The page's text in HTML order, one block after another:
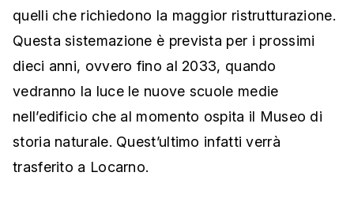
quelli che richiedono la maggior ristrutturazione.
Questa sistemazione è prevista per i prossimi
dieci anni, ovvero fino al 2033, quando
vedranno la luce le nuove scuole medie
nell’edificio che al momento ospita il Museo di
storia naturale. Quest’ultimo infatti verrà
trasferito a Locarno.